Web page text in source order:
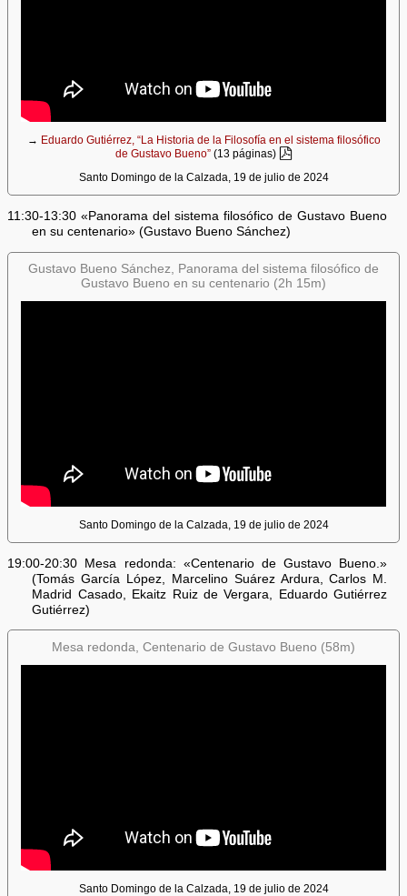
→ Eduardo Gutiérrez, “La Historia de la Filosofía en el sistema filosófico
de Gustavo Bueno”(13 páginas)
Santo Domingo de la Calzada, 19 de julio de 2024
11:30-13:30 «Panorama del sistema filosófico de Gustavo Bueno
en su centenario» (Gustavo Bueno Sánchez)
Gustavo Bueno Sánchez, Panorama del sistema filosófico de
Gustavo Bueno en su centenario (2h 15m)
Santo Domingo de la Calzada, 19 de julio de 2024
19:00-20:30 Mesa redonda: «Centenario de Gustavo Bueno.»
(Tomás García López, Marcelino Suárez Ardura, Carlos M.
Madrid Casado, Ekaitz Ruiz de Vergara, Eduardo Gutiérrez
Gutiérrez)
Mesa redonda, Centenario de Gustavo Bueno (58m)
Santo Domingo de la Calzada, 19 de julio de 2024